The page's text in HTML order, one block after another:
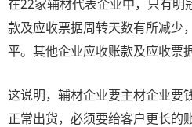
款及应收票据周转天数有所减少
平。其他企业应收账款及应收票
这说明，辅材企业要主材企业要
正常出货，必须要给客户更长的